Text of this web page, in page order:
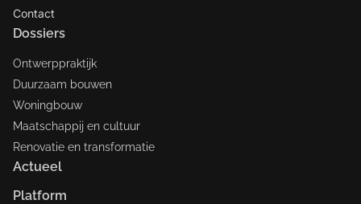
Contact
Dossiers
Ontwerppraktijk
Duurzaam bouwen
Woningbouw
Maatschappij en cultuur
Renovatie en transformatie
Actueel
Platform